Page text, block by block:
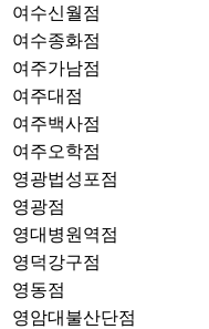
여수신월점
여수종화점
여주가남점
여주대점
여주백사점
여주오학점
영광법성포점
영광점
영대병원역점
영덕강구점
영동점
영암대불산단점